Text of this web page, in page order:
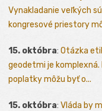
Vynakladanie veľkých
kongresové priestory
15. októbra: Otázka
geodetmi je komplexná.
poplatky môžu byť o...
15. októbra: Vláda by